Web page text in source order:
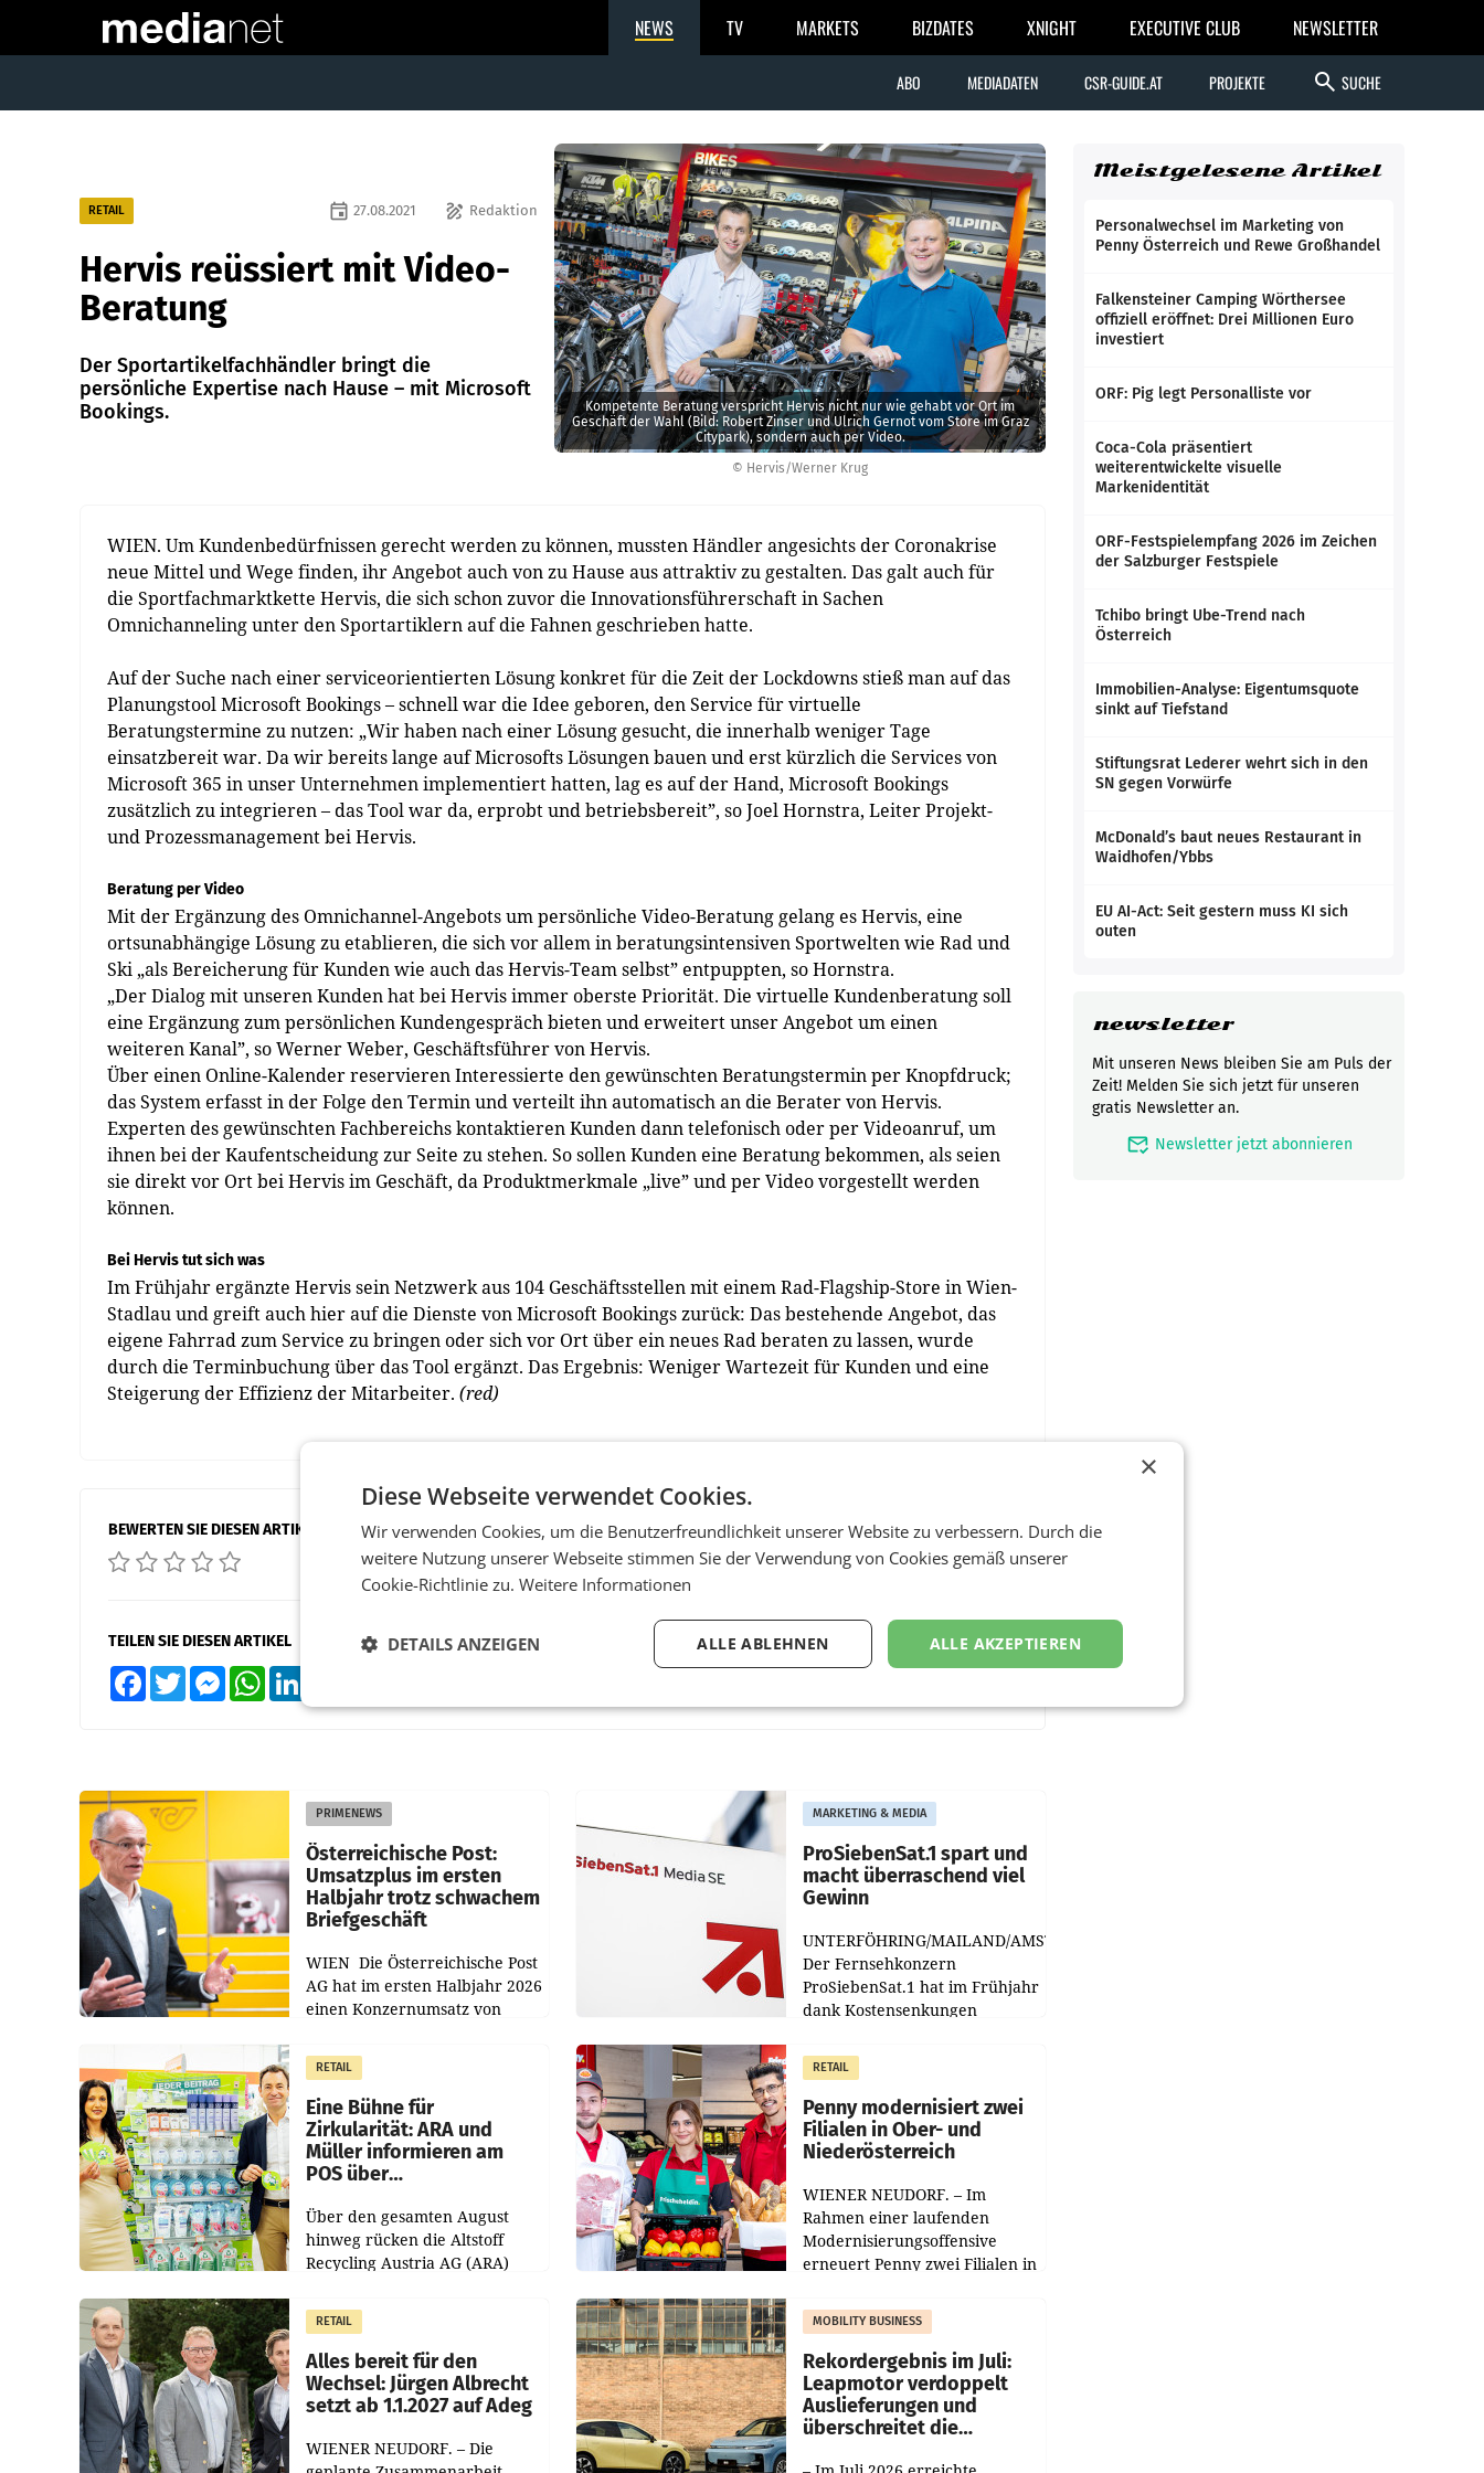
NEWS TV MARKETS BIZDATES XNIGHT EXECUTIVE CLUB NEWSLETTER
ABO MEDIADATEN CSR-GUIDE.AT PROJEKTE search SUCHE
© Hervis/Werner Krug
Kompetente Beratung verspricht Hervis nicht nur wie gehabt vor Ort im
Geschäft der Wahl (Bild: Robert Zinser und Ulrich Gernot vom Store im Graz
Citypark), sondern auch per Video.
RETAIL draw Redaktion
event 27.08.2021
Hervis reüssiert mit Video-
Beratung
Der Sportartikelfachhändler bringt die
persönliche Expertise nach Hause – mit Microsoft
Bookings.
WIEN. Um Kundenbedürfnissen gerecht werden zu können, mussten Händler angesichts der Coronakrise
neue Mittel und Wege finden, ihr Angebot auch von zu Hause aus attraktiv zu gestalten. Das galt auch für
die Sportfachmarktkette Hervis, die sich schon zuvor die Innovationsführerschaft in Sachen
Omnichanneling unter den Sportartiklern auf die Fahnen geschrieben hatte.
Auf der Suche nach einer serviceorientierten Lösung konkret für die Zeit der Lockdowns stieß man auf das
Planungstool Microsoft Bookings – schnell war die Idee geboren, den Service für virtuelle
Beratungstermine zu nutzen: „Wir haben nach einer Lösung gesucht, die innerhalb weniger Tage
einsatzbereit war. Da wir bereits lange auf Microsofts Lösungen bauen und erst kürzlich die Services von
Microsoft 365 in unser Unternehmen implementiert hatten, lag es auf der Hand, Microsoft Bookings
zusätzlich zu integrieren – das Tool war da, erprobt und betriebsbereit”, so Joel Hornstra, Leiter Projekt-
und Prozessmanagement bei Hervis.
Beratung per Video
Mit der Ergänzung des Omnichannel-Angebots um persönliche Video-Beratung gelang es Hervis, eine
ortsunabhängige Lösung zu etablieren, die sich vor allem in beratungsintensiven Sportwelten wie Rad und
Ski „als Bereicherung für Kunden wie auch das Hervis-Team selbst” entpuppten, so Hornstra.
„Der Dialog mit unseren Kunden hat bei Hervis immer oberste Priorität. Die virtuelle Kundenberatung soll
eine Ergänzung zum persönlichen Kundengespräch bieten und erweitert unser Angebot um einen
weiteren Kanal”, so Werner Weber, Geschäftsführer von Hervis.
Über einen Online-Kalender reservieren Interessierte den gewünschten Beratungstermin per Knopfdruck;
das System erfasst in der Folge den Termin und verteilt ihn automatisch an die Berater von Hervis.
Experten des gewünschten Fachbereichs kontaktieren Kunden dann telefonisch oder per Videoanruf, um
ihnen bei der Kaufentscheidung zur Seite zu stehen. So sollen Kunden eine Beratung bekommen, als seien
sie direkt vor Ort bei Hervis im Geschäft, da Produktmerkmale „live” und per Video vorgestellt werden
können.
Bei Hervis tut sich was
Im Frühjahr ergänzte Hervis sein Netzwerk aus 104 Geschäftsstellen mit einem Rad-Flagship-Store in Wien-
Stadlau und greift auch hier auf die Dienste von Microsoft Bookings zurück: Das bestehende Angebot, das
eigene Fahrrad zum Service zu bringen oder sich vor Ort über ein neues Rad beraten zu lassen, wurde
durch die Terminbuchung über das Tool ergänzt. Das Ergebnis: Weniger Wartezeit für Kunden und eine
Steigerung der Effizienz der Mitarbeiter. (red)
BEWERTEN SIE DIESEN ARTIKEL
TEILEN SIE DIESEN ARTIKEL
FacebookTwitter MessengerWhatsApp
PRIMENEWS
Österreichische Post:
Umsatzplus im ersten
Halbjahr trotz schwachem
Briefgeschäft
WIEN Die Österreichische Post
AG hat im ersten Halbjahr 2026
einen Konzernumsatz von
erwirtschaftet, was einem Plus
von 3,8 Prozent gegenüber
dem Vergleichszeitraum
MARKETING & MEDIA
ProSiebenSat.1 spart und
macht überraschend viel
Gewinn
UNTERFÖHRING/MAILAND/AMSTERDAM.
Der Fernsehkonzern
ProSiebenSat.1 hat im Frühjahr
dank Kostensenkungen
gemacht und die
Markterwartung deutlich
übertroffen.
RETAIL
Eine Bühne für
Zirkularität: ARA und
Müller informieren am
POS über
Über den gesamten August
hinweg rücken die Altstoff
Recycling Austria AG (ARA)
Müller die Initiative „Kreislauf-
Helden“ in allen
österreichischen Müller-Filialen
RETAIL
Penny modernisiert zwei
Filialen in Ober- und
Niederösterreich
WIENER NEUDORF. – Im
Rahmen einer laufenden
Modernisierungsoffensive
erneuert Penny zwei Filialen in
Die beiden Standorte liegen in
Haag sowie im rund
RETAIL
Alles bereit für den
Wechsel: Jürgen Albrecht
setzt ab 1.1.2027 auf Adeg
WIENER NEUDORF. – Die
MOBILITY BUSINESS
Rekordergebnis im Juli:
Leapmotor verdoppelt
Auslieferungen und
überschreitet die
Meistgelesene Artikel
Personalwechsel im Marketing von
Penny Österreich und Rewe Großhandel
Falkensteiner Camping Wörthersee
offiziell eröffnet: Drei Millionen Euro
investiert
ORF: Pig legt Personalliste vor
Coca-Cola präsentiert
weiterentwickelte visuelle
Markenidentität
ORF-Festspielempfang 2026 im Zeichen
der Salzburger Festspiele
Tchibo bringt Ube-Trend nach
Österreich
Immobilien-Analyse: Eigentumsquote
sinkt auf Tiefstand
Stiftungsrat Lederer wehrt sich in den
SN gegen Vorwürfe
McDonald’s baut neues Restaurant in
Waidhofen/Ybbs
EU AI-Act: Seit gestern muss KI sich
outen
newsletter
Mit unseren News bleiben Sie am Puls der
Zeit! Melden Sie sich jetzt für unseren
gratis Newsletter an.
mark_email_read Newsletter jetzt abonnieren
×
Diese Webseite verwendet Cookies.
Wir verwenden Cookies, um die Benutzerfreundlichkeit unserer Website zu verbessern. Durch die
weitere Nutzung unserer Webseite stimmen Sie der Verwendung von Cookies gemäß unserer
Cookie-Richtlinie zu. Weitere Informationen
ALLE AKZEPTIEREN
ALLE ABLEHNEN
DETAILS ANZEIGEN